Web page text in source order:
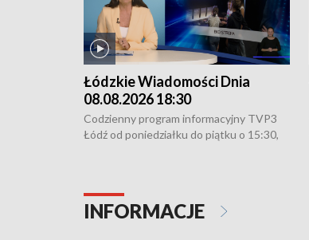
Łódzkie Wiadomości Dnia
08.08.2026 18:30
Codzienny program informacyjny TVP3
Łódź od poniedziałku do piątku o 15:30,
INFORMACJE